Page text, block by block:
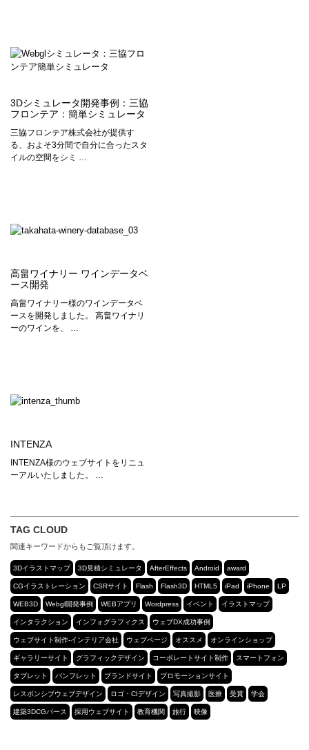
3Dシミュレータ開発事例：三協
フロンテア：簡単シミュレータ
三協フロンテア株式会社が提供す
る、およそ3分間で自分に合ったスタ
イルの空間をシミ …
高畠ワイナリー ワインデータベ
ース開発
高畠ワイナリー様のワインデータベ
ースを開発しました。 高畠ワイナリ
ーのワインを、 …
INTENZA
INTENZA様のウェブサイトをリニュ
ーアルいたしました。 …
TAG CLOUD
関連キーワードからもご覧頂けます。
3Dイラストマップ 3D見積シミュレータ AfterEffects Android award
CGイラストレーション CSRサイト Flash Flash3D HTML5 iPad iPhone LP
WEB3D Webgl開発事例 WEBアプリ Wordpress イベント イラストマップ
インタラクション インフォグラフィクス ウェブDX成功事例
ウェブサイト制作-インテリア会社 ウェブページ オススメ オンラインショップ
ギャラリーサイト グラフィックデザイン コーポレートサイト制作 スマートフォン
タブレット パンフレット ブランドサイト プロモーションサイト
レスポンシブウェブデザイン ロゴ・CIデザイン 写真撮影 医療 受賞 学会
建築3DCGパース 採用ウェブサイト 教育機関 旅行 映像